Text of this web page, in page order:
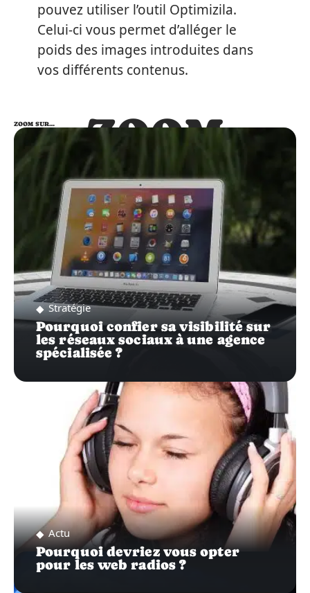
pouvez utiliser l’outil Optimizila.
Celui-ci vous permet d’alléger le
poids des images introduites dans
vos différents contenus.
ZOOM
SUR…
ZOOM SUR…
Stratégie
Pourquoi confier sa visibilité sur
les réseaux sociaux à une agence
spécialisée ?
Actu
Pourquoi devriez vous opter
pour les web radios ?